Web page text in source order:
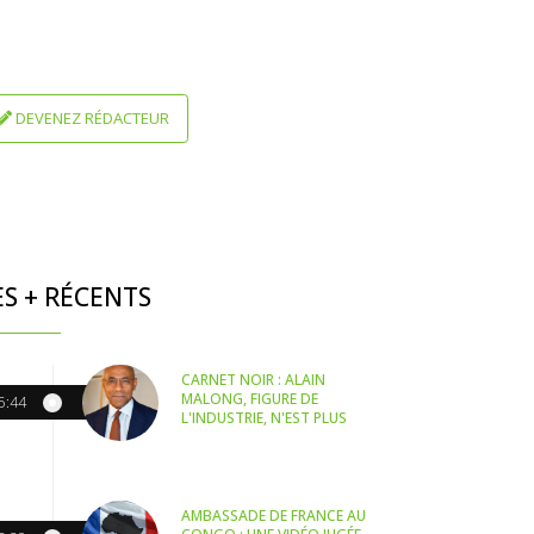
DEVENEZ RÉDACTEUR
+ RÉCENTS
CARNET NOIR : ALAIN
MALONG, FIGURE DE
L'INDUSTRIE, N'EST PLUS
AMBASSADE DE FRANCE AU